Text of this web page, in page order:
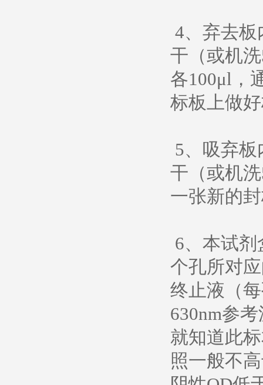
4、弃去
干（或机
各100μl，
标板上做
5、吸弃
干（或机
一张新的
6、本试
个孔所对
终止液（
630nm参
就知道此
照一般不